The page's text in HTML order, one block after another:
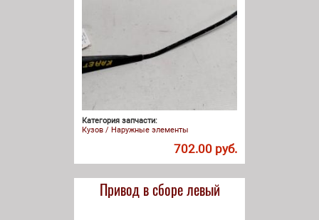
Категория запчасти:
Кузов / Наружные элементы
702.00 руб.
Привод в сборе левый